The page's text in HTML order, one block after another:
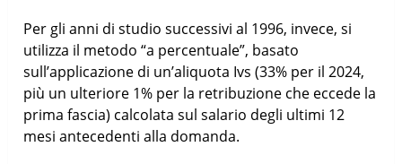
Per gli anni di studio successivi al 1996, invece, si
utilizza il metodo “a percentuale”, basato
sull’applicazione di un’aliquota Ivs (33% per il 2024,
più un ulteriore 1% per la retribuzione che eccede la
prima fascia) calcolata sul salario degli ultimi 12
mesi antecedenti alla domanda.